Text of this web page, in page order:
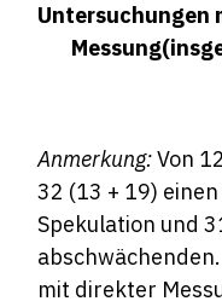
Messung
Anmerkung:Von
32 (13 + 19)
Spekulation und
mit direkter